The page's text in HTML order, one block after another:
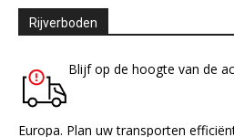
Rijverboden
Blijf op de hoogte van de
Europa. Plan uw transporten